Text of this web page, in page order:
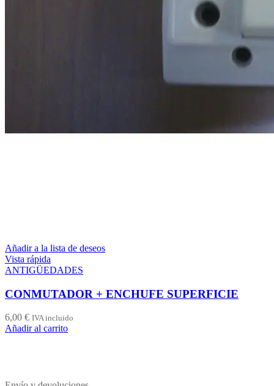
Añadir a la lista de deseos
Vista rápida
ANTIGÜEDADES
CONMUTADOR + ENCHUFE SUPERFICIE
6,00 € IVA incluido
Añadir al carrito